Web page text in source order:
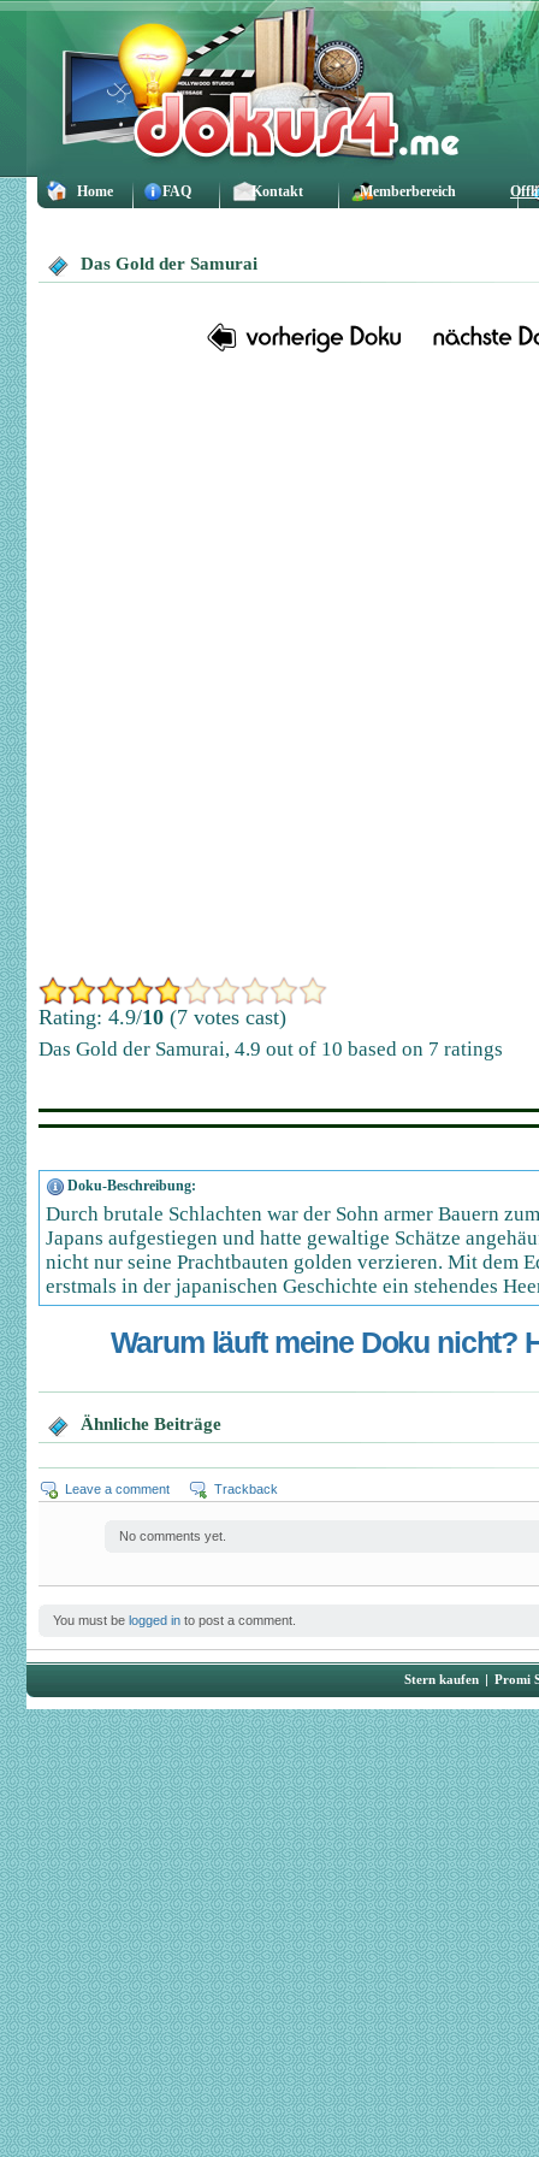
Home FAQ Kontakt Memberbereich
Das Gold der Samurai
Rating: 4.9/10 (7 votes cast)
Das Gold der Samurai, 4.9 out of 10 based on 7 ratings
Doku-Beschreibung:
Durch brutale Schlachten war der Sohn armer Bauern
Japans aufgestiegen und hatte gewaltige Schätze
nicht nur seine Prachtbauten golden verzieren. Mit dem
erstmals in der japanischen Geschichte ein stehendes
Warum läuft meine Doku nicht?
Ähnliche Beiträge
Leave a comment Trackback
No comments yet.
You must be logged in to post a comment.
Stern kaufen | Promi